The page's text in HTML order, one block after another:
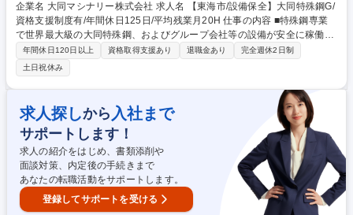
企業名 大同マシナリー株式会社 求人名 【東海市/設備保全】大同特殊鋼G/
資格支援制度有/年間休日125日/平均残業月20H 仕事の内容 ■特殊鋼専業
で世界最大級の大同特殊鋼、およびグループ会社等の設備が安全に稼働し
続けるよう、点検・保守、修理の業務に従事していただきます。 ■上記以
外にも現地機械加工や動力プレス機械、クレーンの保守・点検等の業務に
も従事しています。 ■改善、改修時には発注者に寄り添って立案企画し見
積もり、工事請負をします。 ■機械知識、電気知識を活かして改善提案も
幅広く活動しています。 ※建物に改変を加える業務は行いません。 募集
職種 【東海市/設備保全】大同特殊鋼G/資格支援制度有/年間休日125日/平
均残業月20H
年間休日120日以上 資格取得支援あり 退職金あり
完全週休2日制
土日祝休み
求人探しから 入社まで
サポートします！
求人の紹介をはじめ、書類添削や
面談対策、内定後の手続きまで
あなたの転職活動をサポートします。
登録してサポートを受ける